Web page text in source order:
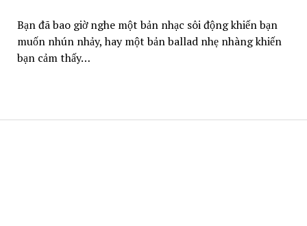
Bạn đã bao giờ nghe một bản nhạc sôi động khiến bạn
muốn nhún nhảy, hay một bản ballad nhẹ nhàng khiến
bạn cảm thấy…